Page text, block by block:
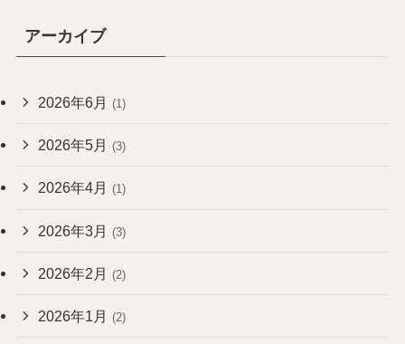
アーカイブ
2026年6月 (1)
2026年5月 (3)
2026年4月 (1)
2026年3月 (3)
2026年2月 (2)
2026年1月 (2)